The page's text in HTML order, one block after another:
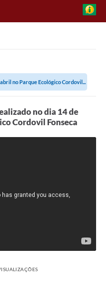
no Parque Ecológico Cordovil...
no dia 14 de
Cordovil Fonseca